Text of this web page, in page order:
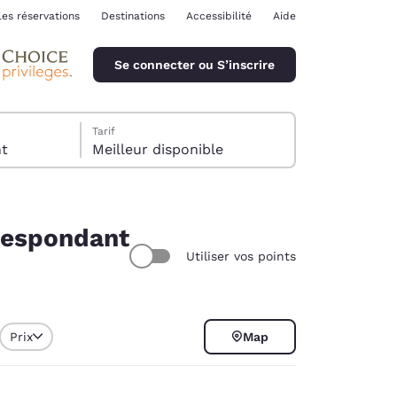
réservations Destinations Accessibilité Aide
Se connecter ou S’inscrire
Tarif
Meilleur disponible
Utiliser vos points
Prix Map